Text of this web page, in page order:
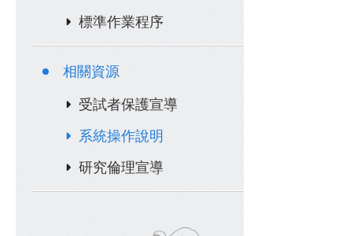
標準作業程序
相關資源
受試者保護宣導
系統操作說明
研究倫理宣導